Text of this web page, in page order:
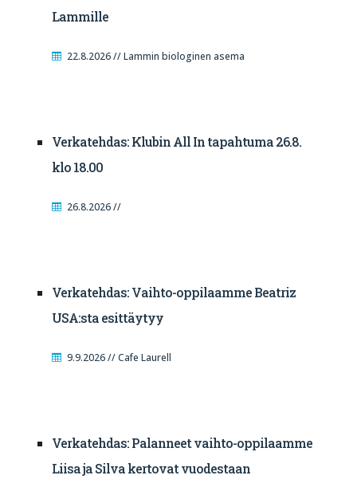
Lammille
22.8.2026 // Lammin biologinen asema
Verkatehdas: Klubin All In tapahtuma 26.8.
klo 18.00
26.8.2026 //
Verkatehdas: Vaihto-oppilaamme Beatriz
USA:sta esittäytyy
9.9.2026 // Cafe Laurell
Verkatehdas: Palanneet vaihto-oppilaamme
Liisa ja Silva kertovat vuodestaan